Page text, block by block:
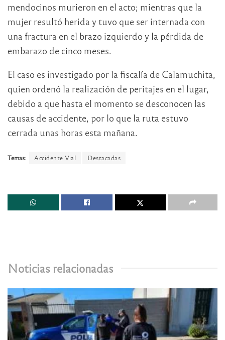
mendocinos murieron en el acto; mientras que la
mujer resultó herida y tuvo que ser internada con
una fractura en el brazo izquierdo y la pérdida de
embarazo de cinco meses.
El caso es investigado por la fiscalía de Calamuchita,
quien ordenó la realización de peritajes en el lugar,
debido a que hasta el momento se desconocen las
causas de accidente, por lo que la ruta estuvo
cerrada unas horas esta mañana.
Temas: Accidente Vial Destacadas
Noticias relacionadas